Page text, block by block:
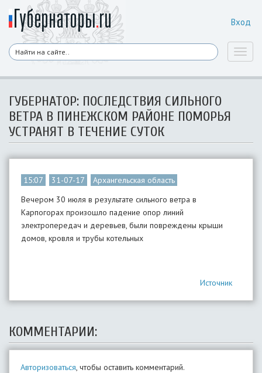
Вход
ГУБЕРНАТОР: ПОСЛЕДСТВИЯ СИЛЬНОГО
ВЕТРА В ПИНЕЖСКОМ РАЙОНЕ ПОМОРЬЯ
УСТРАНЯТ В ТЕЧЕНИЕ СУТОК
15:07 31-07-17
Архангельская область
Вечером 30 июля в результате сильного ветра в
Карпогорах произошло падение опор линий
электропередач и деревьев, были повреждены крыши
домов, кровля и трубы котельных
Источник
КОММЕНТАРИИ:
Авторизоваться, чтобы оставить комментарий.